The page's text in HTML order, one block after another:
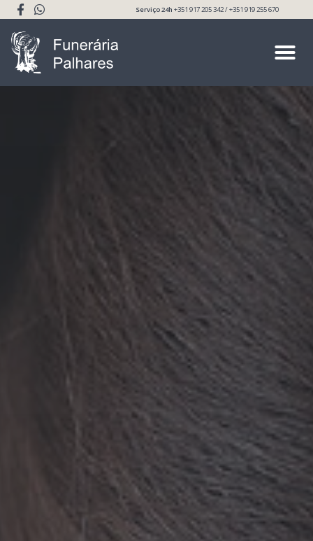
Serviço 24h+351 917 205 342 / +351 919 255 670